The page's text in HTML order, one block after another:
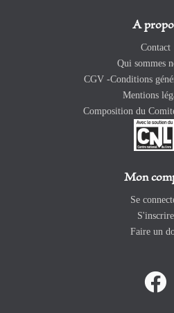
A
Contact
Qui sommes
CGV -Conditions
Mentions
Composition du
Mon
Se
S'inscrire
Faire un